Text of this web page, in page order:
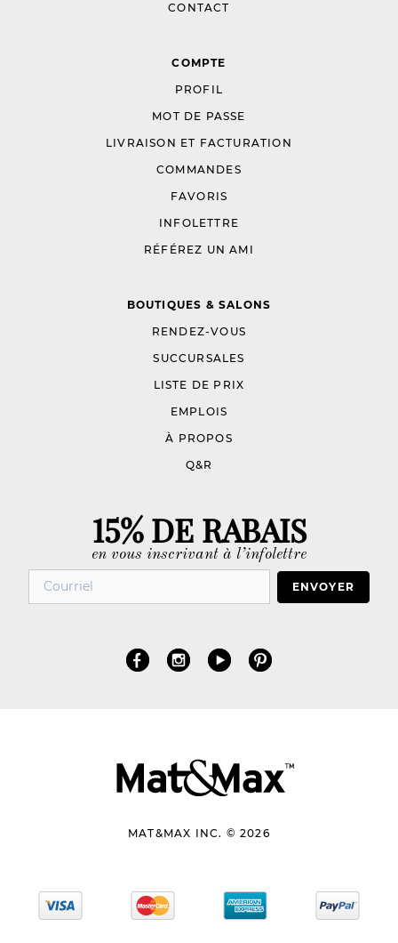
CONTACT
COMPTE
PROFIL
MOT DE PASSE
LIVRAISON ET FACTURATION
COMMANDES
FAVORIS
INFOLETTRE
RÉFÉREZ UN AMI
BOUTIQUES & SALONS
RENDEZ-VOUS
SUCCURSALES
LISTE DE PRIX
EMPLOIS
À PROPOS
Q&R
15% DE RABAIS
en vous inscrivant à l’infolettre
ENVOYER
MAT&MAX INC. © 2026